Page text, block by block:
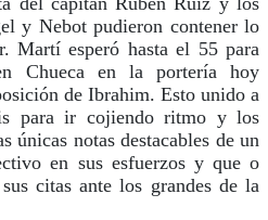
y Nebot pudieron contener lo
Martí esperó hasta el 55 para
Chueca en la portería hoy
de Ibrahim. Esto unido a
para ir cojiendo ritmo y los
únicas notas destacables de un
en sus esfuerzos y que o
citas ante los grandes de la